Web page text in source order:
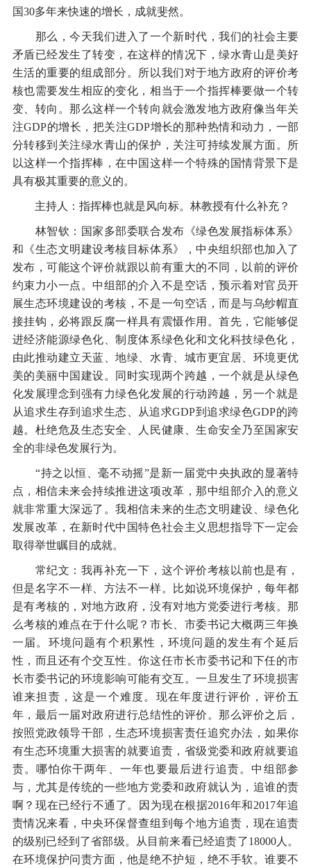
国30多年来快速的增长，成就斐然。
那么，今天我们进入了一个新时代，我们的社会主要
矛盾已经发生了转变，在这样的情况下，绿水青山是美好
生活的重要的组成部分。所以我们对于地方政府的评价考
核也需要发生相应的变化，相当于一个指挥棒要做一个转
变、转向。那么这样一个转向就会激发地方政府像当年关
注GDP的增长，把关注GDP增长的那种热情和动力，一部
分转移到关注绿水青山的保护，关注可持续发展方面。所
以这样一个指挥棒，在中国这样一个特殊的国情背景下是
具有极其重要的意义的。
主持人：指挥棒也就是风向标。林教授有什么补充？
林智钦：国家多部委联合发布《绿色发展指标体系》
和《生态文明建设考核目标体系》，中央组织部也加入了
发布，可能这个评价就跟以前有重大的不同，以前的评价
约束力小一点。中组部的介入不是空话，预示着对官员开
展生态环境建设的考核，不是一句空话，而是与乌纱帽直
接挂钩，必将跟反腐一样具有震慑作用。首先，它能够促
进经济能源绿色化、制度体系绿色化和文化科技绿色化，
由此推动建立天蓝、地绿、水青、城市更宜居、环境更优
美的美丽中国建设。同时实现两个跨越，一个就是从绿色
化发展理念到强有力绿色化发展的行动跨越，另一个就是
从追求生存到追求生态、从追求GDP到追求绿色GDP的跨
越。杜绝危及生态安全、人民健康、生命安全乃至国家安
全的非绿色发展行为。
“持之以恒、毫不动摇”是新一届党中央执政的显著特
点，相信未来会持续推进这项改革，那中组部介入的意义
就非常重大深远了。我相信未来的生态文明建设、绿色化
发展改革，在新时代中国特色社会主义思想指导下一定会
取得举世瞩目的成就。
常纪文：我再补充一下，这个评价考核以前也是有，
但是名字不一样、方法不一样。比如说环境保护，每年都
是有考核的，对地方政府，没有对地方党委进行考核。那
么考核的难点在于什么呢？市长、市委书记大概两三年换
一届。环境问题有个积累性，环境问题的发生有个延后
性，而且还有个交互性。你这任市长市委书记和下任的市
长市委书记的环境影响可能有交互。一旦发生了环境损害
谁来担责，这是一个难度。现在年度进行评价，评价五
年，最后一届对政府进行总结性的评价。那么评价之后，
按照党政领导干部，生态环境损害责任追究办法，如果你
有生态环境重大损害的就要追责，省级党委和政府就要追
责。哪怕你干两年、一年也要最后进行追责。中组部参
与，尤其是传统的一些地方党委和政府就认为，追谁的责
啊？现在已经行不通了。因为现在根据2016年和2017年追
责情况来看，中央环保督查组到每个地方追责，现在追责
的级别已经到了省部级。从目前来看已经追责了18000人。
在环境保护问责方面，他是绝不护短，绝不手软。谁要不